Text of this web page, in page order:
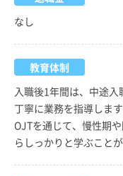
なし
教育体制
入職後1年間は、中途入
丁寧に業務を指導します
OJTを通じて、慢性期
らしっかりと学ぶこと